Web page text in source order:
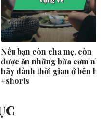
Nếu bạn còn cha mẹ, còn
được ăn những bữa cơm
hãy dành thời gian ở bên
#shorts